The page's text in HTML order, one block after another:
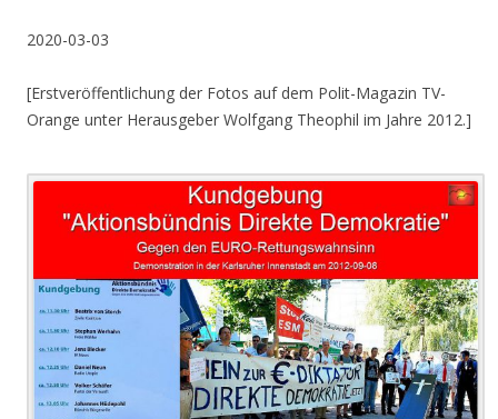
2020-03-03
[Erstveröffentlichung der Fotos auf dem Polit-Magazin TV-
Orange unter Herausgeber Wolfgang Theophil im Jahre 2012.]